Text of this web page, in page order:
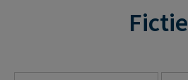
Fictie